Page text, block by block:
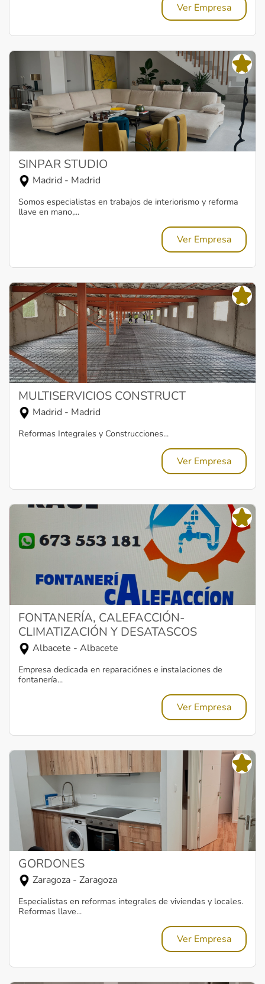
Ver Empresa
SINPAR STUDIO
Madrid - Madrid
Somos especialistas en trabajos de interiorismo y reforma
llave en mano,...
Ver Empresa
MULTISERVICIOS CONSTRUCT
Madrid - Madrid
Reformas Integrales y Construcciones...
Ver Empresa
FONTANERÍA, CALEFACCIÓN-
CLIMATIZACIÓN Y DESATASCOS
Albacete - Albacete
Empresa dedicada en reparaciónes e instalaciones de
fontanería...
Ver Empresa
GORDONES
Zaragoza - Zaragoza
Especialistas en reformas integrales de viviendas y locales.
Reformas llave...
Ver Empresa